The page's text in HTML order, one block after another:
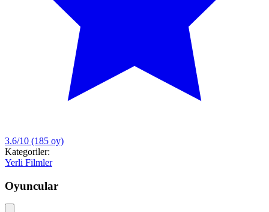
3.6/10 (185 oy)
Kategoriler:
Yerli Filmler
Oyuncular